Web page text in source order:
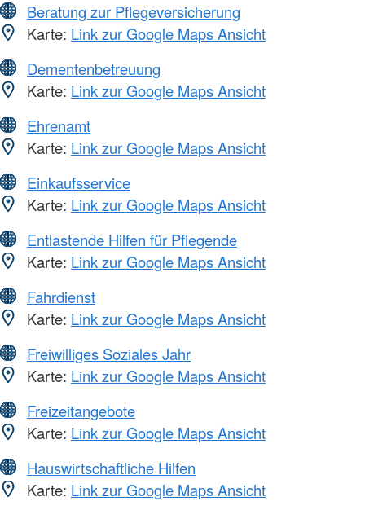
Beratung zur Pflegeversicherung
Karte: Link zur Google Maps Ansicht
Dementenbetreuung
Karte: Link zur Google Maps Ansicht
Ehrenamt
Karte: Link zur Google Maps Ansicht
Einkaufsservice
Karte: Link zur Google Maps Ansicht
Entlastende Hilfen für Pflegende
Karte: Link zur Google Maps Ansicht
Fahrdienst
Karte: Link zur Google Maps Ansicht
Freiwilliges Soziales Jahr
Karte: Link zur Google Maps Ansicht
Freizeitangebote
Karte: Link zur Google Maps Ansicht
Hauswirtschaftliche Hilfen
Karte: Link zur Google Maps Ansicht